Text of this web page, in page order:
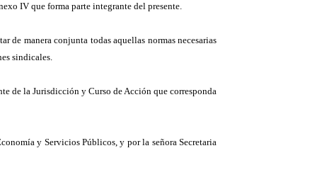
IV que forma parte integrante del presente.
manera conjunta todas aquellas normas necesarias
sindicales.
de la Jurisdicción y Curso de Acción que corresponda
y Servicios Públicos, y por la señora Secretaria